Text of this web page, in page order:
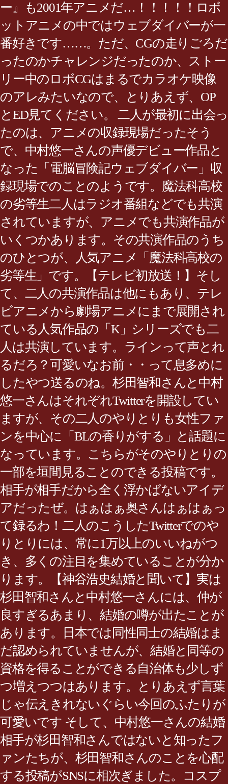
ー』も2001年アニメだ…！！！！！ロボ
ットアニメの中ではウェブダイバーが一
番好きです……。ただ、CGの走りごろだ
ったのかチャレンジだったのか、ストー
リー中のロボCGはまるでカラオケ映像
のアレみたいなので、とりあえず、OP
とED見てください。 二人が最初に出会っ
たのは、アニメの収録現場だったそう
で、中村悠一さんの声優デビュー作品と
なった「電脳冒険記ウェブダイバー」収
録現場でのことのようです。魔法科高校
の劣等生二人はラジオ番組などでも共演
されていますが、アニメでも共演作品が
いくつかあります。その共演作品のうち
のひとつが、人気アニメ「魔法科高校の
劣等生」です。【テレビ初放送！】そし
て、二人の共演作品は他にもあり、テレ
ビアニメから劇場アニメにまで展開され
ている人気作品の「K」シリーズでも二
人は共演しています。ラインって声とれ
るだろ？可愛いなお前・・って息多めに
したやつ送るのね。杉田智和さんと中村
悠一さんはそれぞれTwitterを開設してい
ますが、その二人のやりとりも女性ファ
ンを中心に「BLの香りがする」と話題に
なっています。こちらがそのやりとりの
一部を垣間見ることのできる投稿です。
相手が相手だから全く浮かばないアイデ
アだったぜ。はぁはぁ奥さんはぁはぁっ
て録るわ！二人のこうしたTwitterでのや
りとりには、常に1万以上のいいねがつ
き、多くの注目を集めていることが分か
ります。【神谷浩史結婚と聞いて】実は
杉田智和さんと中村悠一さんには、仲が
良すぎるあまり、結婚の噂が出たことが
あります。日本では同性同士の結婚はま
だ認められていませんが、結婚と同等の
資格を得ることができる自治体も少しず
つ増えつつはあります。とりあえず言葉
じゃ伝えきれないぐらい今回のふたりが
可愛いです そして、中村悠一さんの結婚
相手が杉田智和さんではないと知ったフ
ァンたちが、杉田智和さんのことを心配
する投稿がSNSに相次ぎました。コスプ